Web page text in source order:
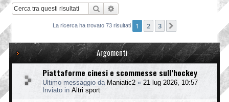
Cerca
La ricerca ha trovato 73 risultati 1 2 3
Argomenti
Piattaforme cinesi e scommesse sull’hockey
Ultimo messaggio da Maniatic2 « 21 lug 2026, 10:57
Inviato in Altri sport